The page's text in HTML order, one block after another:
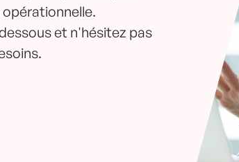
et n'hésitez pas